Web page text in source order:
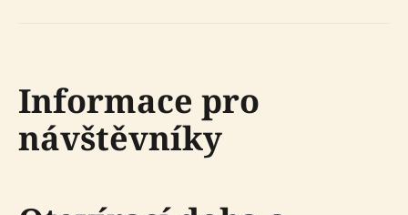
Informace pro
návštěvníky